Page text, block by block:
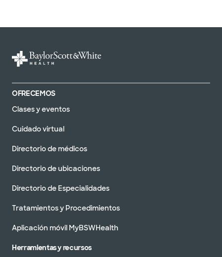
OFRECEMOS
Clases y eventos
Cuidado virtual
Directorio de médicos
Directorio de ubicaciones
Directorio de Especialidades
Tratamientos y Procedimientos
Aplicación móvil MyBSWHealth
Herramientas y recursos